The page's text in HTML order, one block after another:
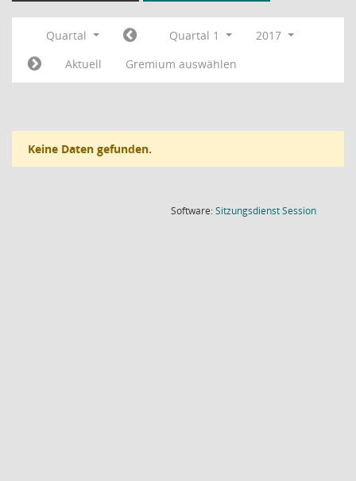
Quartal Quartal 1
2017
Aktuell
Gremium auswählen
Keine Daten gefunden.
Software:SitzungsdienstSession(Wird in